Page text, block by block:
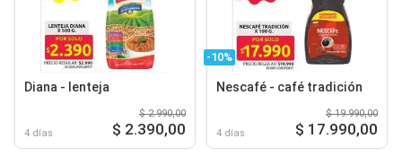
Diana - lenteja
4 días
$ 2.990,00
$ 2.390,00
-10%
Nescafé - café tradición
4 días
$ 19.990,00
$ 17.990,00